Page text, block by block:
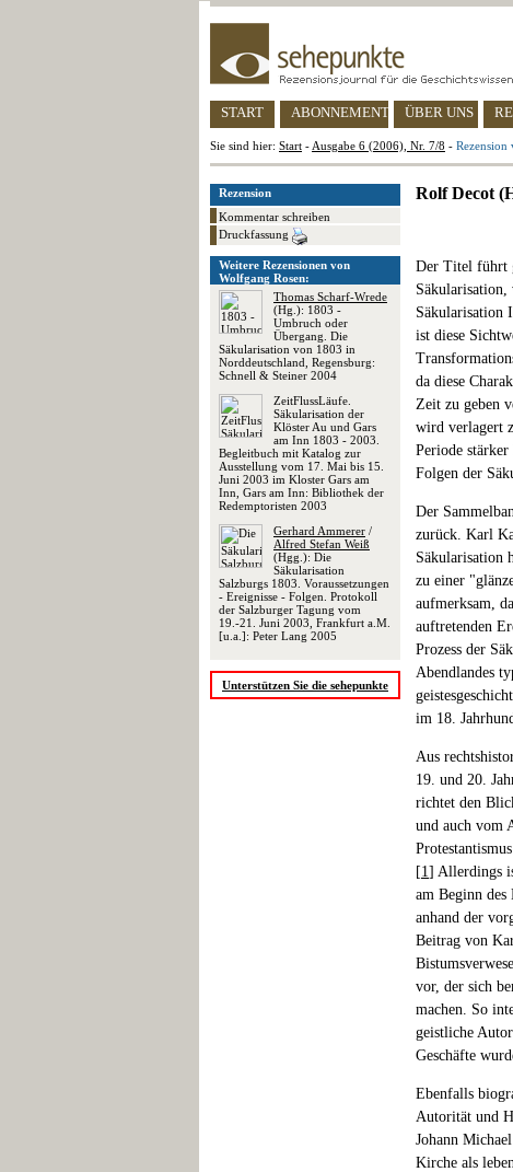
START ABONNEMENT ÜBER UNS
Sie sind hier: Start - Ausgabe 6 (2006), Nr. 7/8 -
Rezension
Kommentar schreiben
Druckfassung
Weitere Rezensionen von
Wolfgang Rosen:
Thomas Scharf-Wrede
(Hg.): 1803 -
Umbruch oder
Übergang. Die
Säkularisation von 1803 in
Norddeutschland, Regensburg:
Schnell & Steiner 2004
ZeitFlussLäufe.
Säkularisation der
Klöster Au und Gars
am Inn 1803 - 2003.
Begleitbuch mit Katalog zur
Ausstellung vom 17. Mai bis 15.
Juni 2003 im Kloster Gars am
Inn, Gars am Inn: Bibliothek der
Redemptoristen 2003
Gerhard Ammerer /
Alfred Stefan Weiß
(Hgg.): Die
Säkularisation
Salzburgs 1803. Voraussetzungen
- Ereignisse - Folgen. Protokoll
der Salzburger Tagung vom
19.-21. Juni 2003, Frankfurt a.M.
[u.a.]: Peter Lang 2005
Unterstützen Sie die sehepunkte
Rolf Decot
Der Titel führt
Säkularisation,
Säkularisation
ist diese
da diese
Zeit zu geben
wird verlagert
Periode
Folgen der
Der
zurück. Karl
Säkularisation
zu einer
aufmerksam,
auftretenden
Prozess der
Abendlandes
im 18.
Aus
19. und 20.
richtet den
und auch vom
[1] Allerdings
am Beginn des
anhand der
Beitrag von
vor, der sich
machen. So
geistliche
Geschäfte
Ebenfalls
Autorität und
Johann
Kirche als